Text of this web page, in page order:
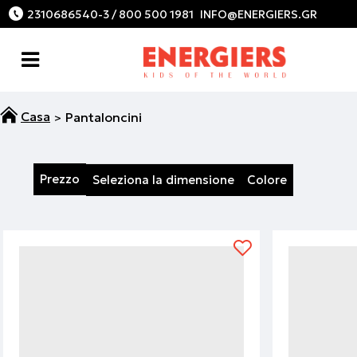
2310686540-3 / 800 500 1981
Pantaloncini
Prezzo Seleziona la dimensione Colore